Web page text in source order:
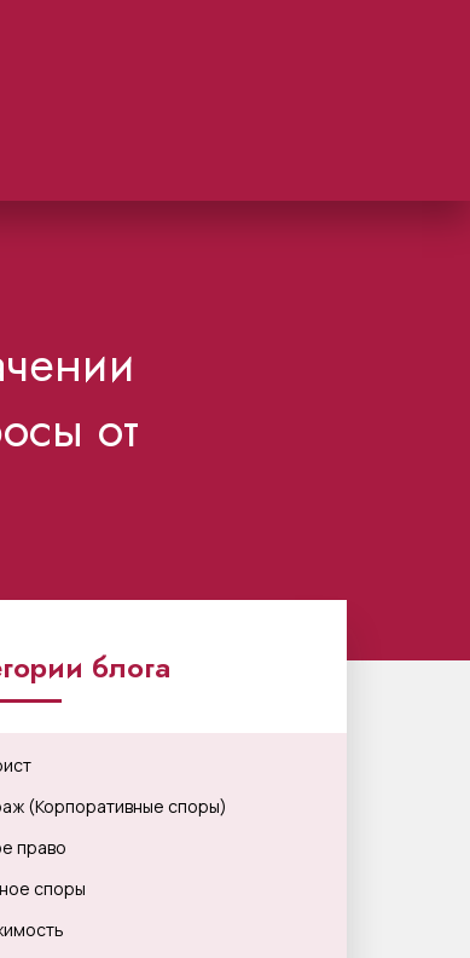
от
блога
(Корпоративные споры)
право
споры